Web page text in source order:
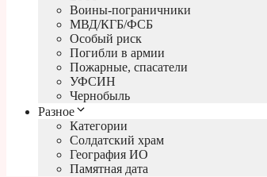
Воины-пограничники
МВД/КГБ/ФСБ
Особый риск
Погибли в армии
Пожарные, спасатели
УФСИН
Чернобыль
Разное
Категории
Солдатский храм
География ИО
Памятная дата